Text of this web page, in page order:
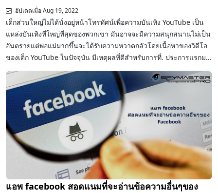
อัปเดตเมื่อ Aug 19, 2022
เด็กส่วนใหญ่ไม่ได้นั่งอยู่หน้าโทรทัศน์เพื่อความบันเทิง YouTube เป็น
แหล่งบันเทิงที่ใหญ่ที่สุดของพวกเขา มันอาจจะมีความสนุกสนานไม่เป็น
อันตรายแต่พ่อแม่มากขึ้นจะได้รับความหวาดกลัวโดยเนื้อหาของวิดีโอ
ของเด็ก YouTube ในปัจจุบัน มีเหตุผลที่ดีสำหรับการที่. ประการแรกม...
แอพ facebook สอดแนมที่จะอ่านข้อความอื่นๆของ